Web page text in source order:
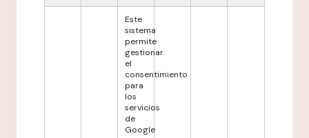
Este
sistema
permite
gestionar
el
consentimiento
para
los
servicios
de
Google